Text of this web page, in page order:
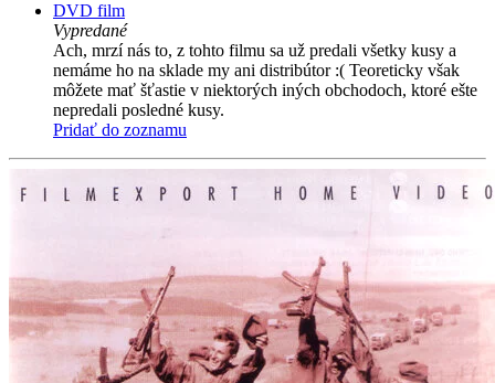
DVD film
Vypredané
Ach, mrzí nás to, z tohto filmu sa už predali všetky kusy a
nemáme ho na sklade my ani distribútor :( Teoreticky však
môžete mať šťastie v niektorých iných obchodoch, ktoré ešte
nepredali posledné kusy.
Pridať do zoznamu